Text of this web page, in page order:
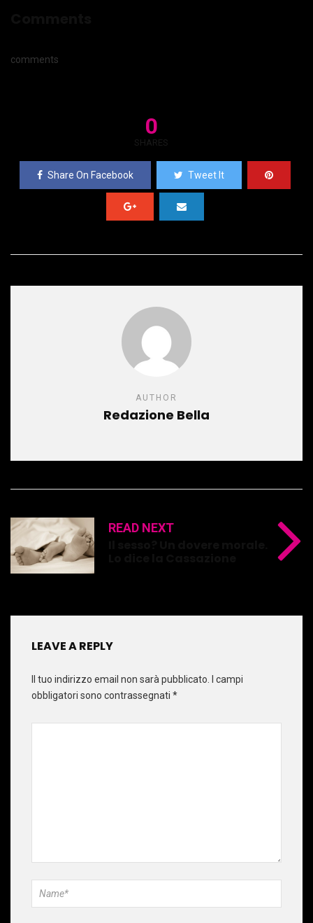
comments
0
SHARES
Share On Facebook Tweet It
AUTHOR
Redazione Bella
READ NEXT
LEAVE A REPLY
Il tuo indirizzo email non sarà pubblicato. I campi
obbligatori sono contrassegnati *